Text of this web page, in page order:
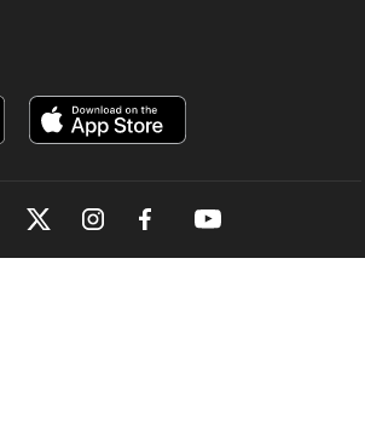
തള്ളി കെഎസ്ആർടിസി